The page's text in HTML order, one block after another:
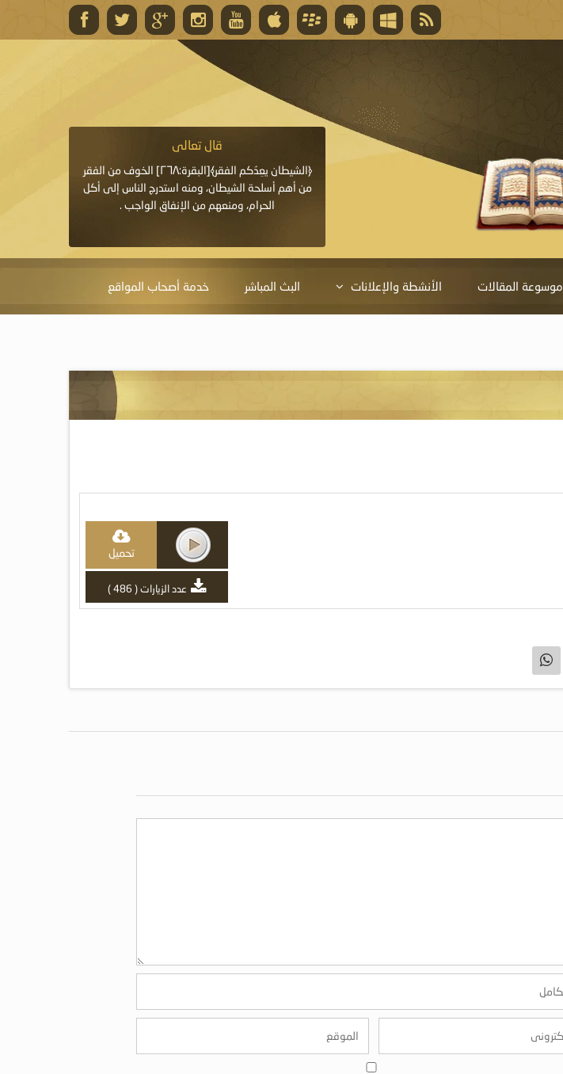
قال تعالى
المغفرة لأنها أغلى جائزة، وهي مفتاح باب العطايا التي
قال تعالى
﴿الشيطان يعِدُكم الفقر﴾[البقرة:٢٦٨] الخوف من الفقر
من أهم أسلحة الشيطان، ومنه استدرج الناس إلى أكل
الحرام، ومنعهم من الإنفاق الواجب .
موسوعة المقالات الأنشطة والإعلانات البث المباشر خدمة أصحاب المواقع
تحميل
عدد الزيارات ( 486 )